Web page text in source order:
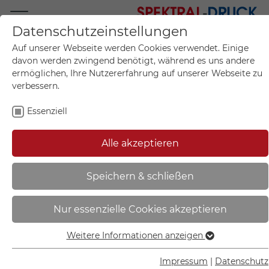
Mo.-Fr. 09:00-17:00
+49 (0)711 55 75 25
Mein Konto
Mein Warenkorb
Sie sind hier: Start
Hinweisschild zur
Grundbesitzkennzeichnung |
Betreten des Grundstücks
verboten! - 11.5596
Datenschutzeinstellungen
Auf unserer Webseite werden Cookies verwendet. Einige
davon werden zwingend benötigt, während es uns andere
ermöglichen, Ihre Nutzererfahrung auf unserer Webseite zu
verbessern.
Essenziell
Alle akzeptieren
Speichern & schließen
Nur essenzielle Cookies akzeptieren
Essenziell
Essenzielle Cookies werden für grundlegende Funktionen
Weitere Informationen anzeigen
Impressum Datenschutz